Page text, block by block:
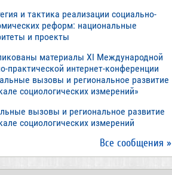
и тактика реализации социально-
реформ: национальные
и проекты
материалы XI Международной
практической интернет-конференции
вызовы и региональное развитие
социологических измерений»
вызовы и региональное развитие
социологических измерений
Все сообщения »